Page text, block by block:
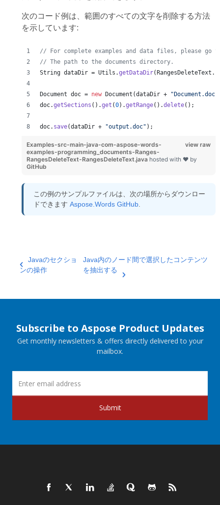
次のコード例は、範囲のすべての文字を削除する方法
を示しています:
// For complete examples and data files, please go
// The path to the documents directory.
String dataDir = Utils .getDataDir( RangesDeleteText .
Document doc = new Document (dataDir + "Document.doc"
doc.getSections ().get (0).getRange().delete();
doc. save(dataDir + "output.doc" );
view raw
Examples-src-main-java-com-aspose-words-
examples-programming_documents-Ranges-
RangesDeleteText-RangesDeleteText.java hosted with ❤ by
GitHub
この例のサンプルファイルは、次の場所からダウンロー
ドできます Aspose.Words GitHub.
Javaのセクショ
ンの操作
Java内のノード間で選択したコンテンツ
を抽出する
Subscribe to Aspose Product Updates
Get monthly newsletters & offers directly delivered to your
mailbox.
Submit